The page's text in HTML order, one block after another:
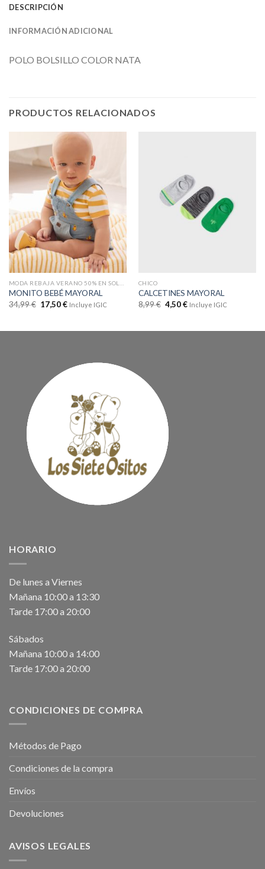
DESCRIPCIÓN
INFORMACIÓN ADICIONAL
POLO BOLSILLO COLOR NATA
PRODUCTOS RELACIONADOS
MONITO BEBÉ MAYORAL
34,99€ 17,50€ Incluye IGIC
CHICO
CALCETINES MAYORAL
8,99€ 4,50€ Incluye IGIC
HORARIO
De lunes a Viernes
Mañana 10:00 a 13:30
Tarde 17:00 a 20:00
Sábados
Mañana 10:00 a 14:00
Tarde 17:00 a 20:00
CONDICIONES DE COMPRA
Métodos de Pago
Condiciones de la compra
Envíos
Devoluciones
AVISOS LEGALES